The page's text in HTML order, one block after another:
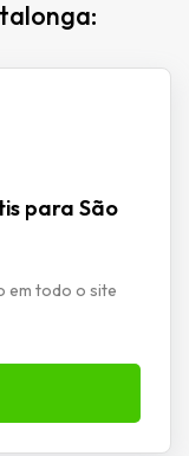
para São
em todo o site